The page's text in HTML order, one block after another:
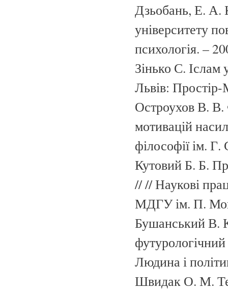
Дзьобань, Е. А.
університету
психологія. –
Зінько С. Іслам
Львів:
Остроухов В. В.
мотивацій
філософії ім.
Кутовий Б. Б.
// // Наукові
МДГУ ім. П.
Бушанський В.
Людина і
Швидак О. М.